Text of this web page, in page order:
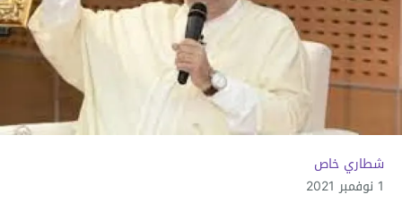
شطاري خاص
1 نوفمبر 2021